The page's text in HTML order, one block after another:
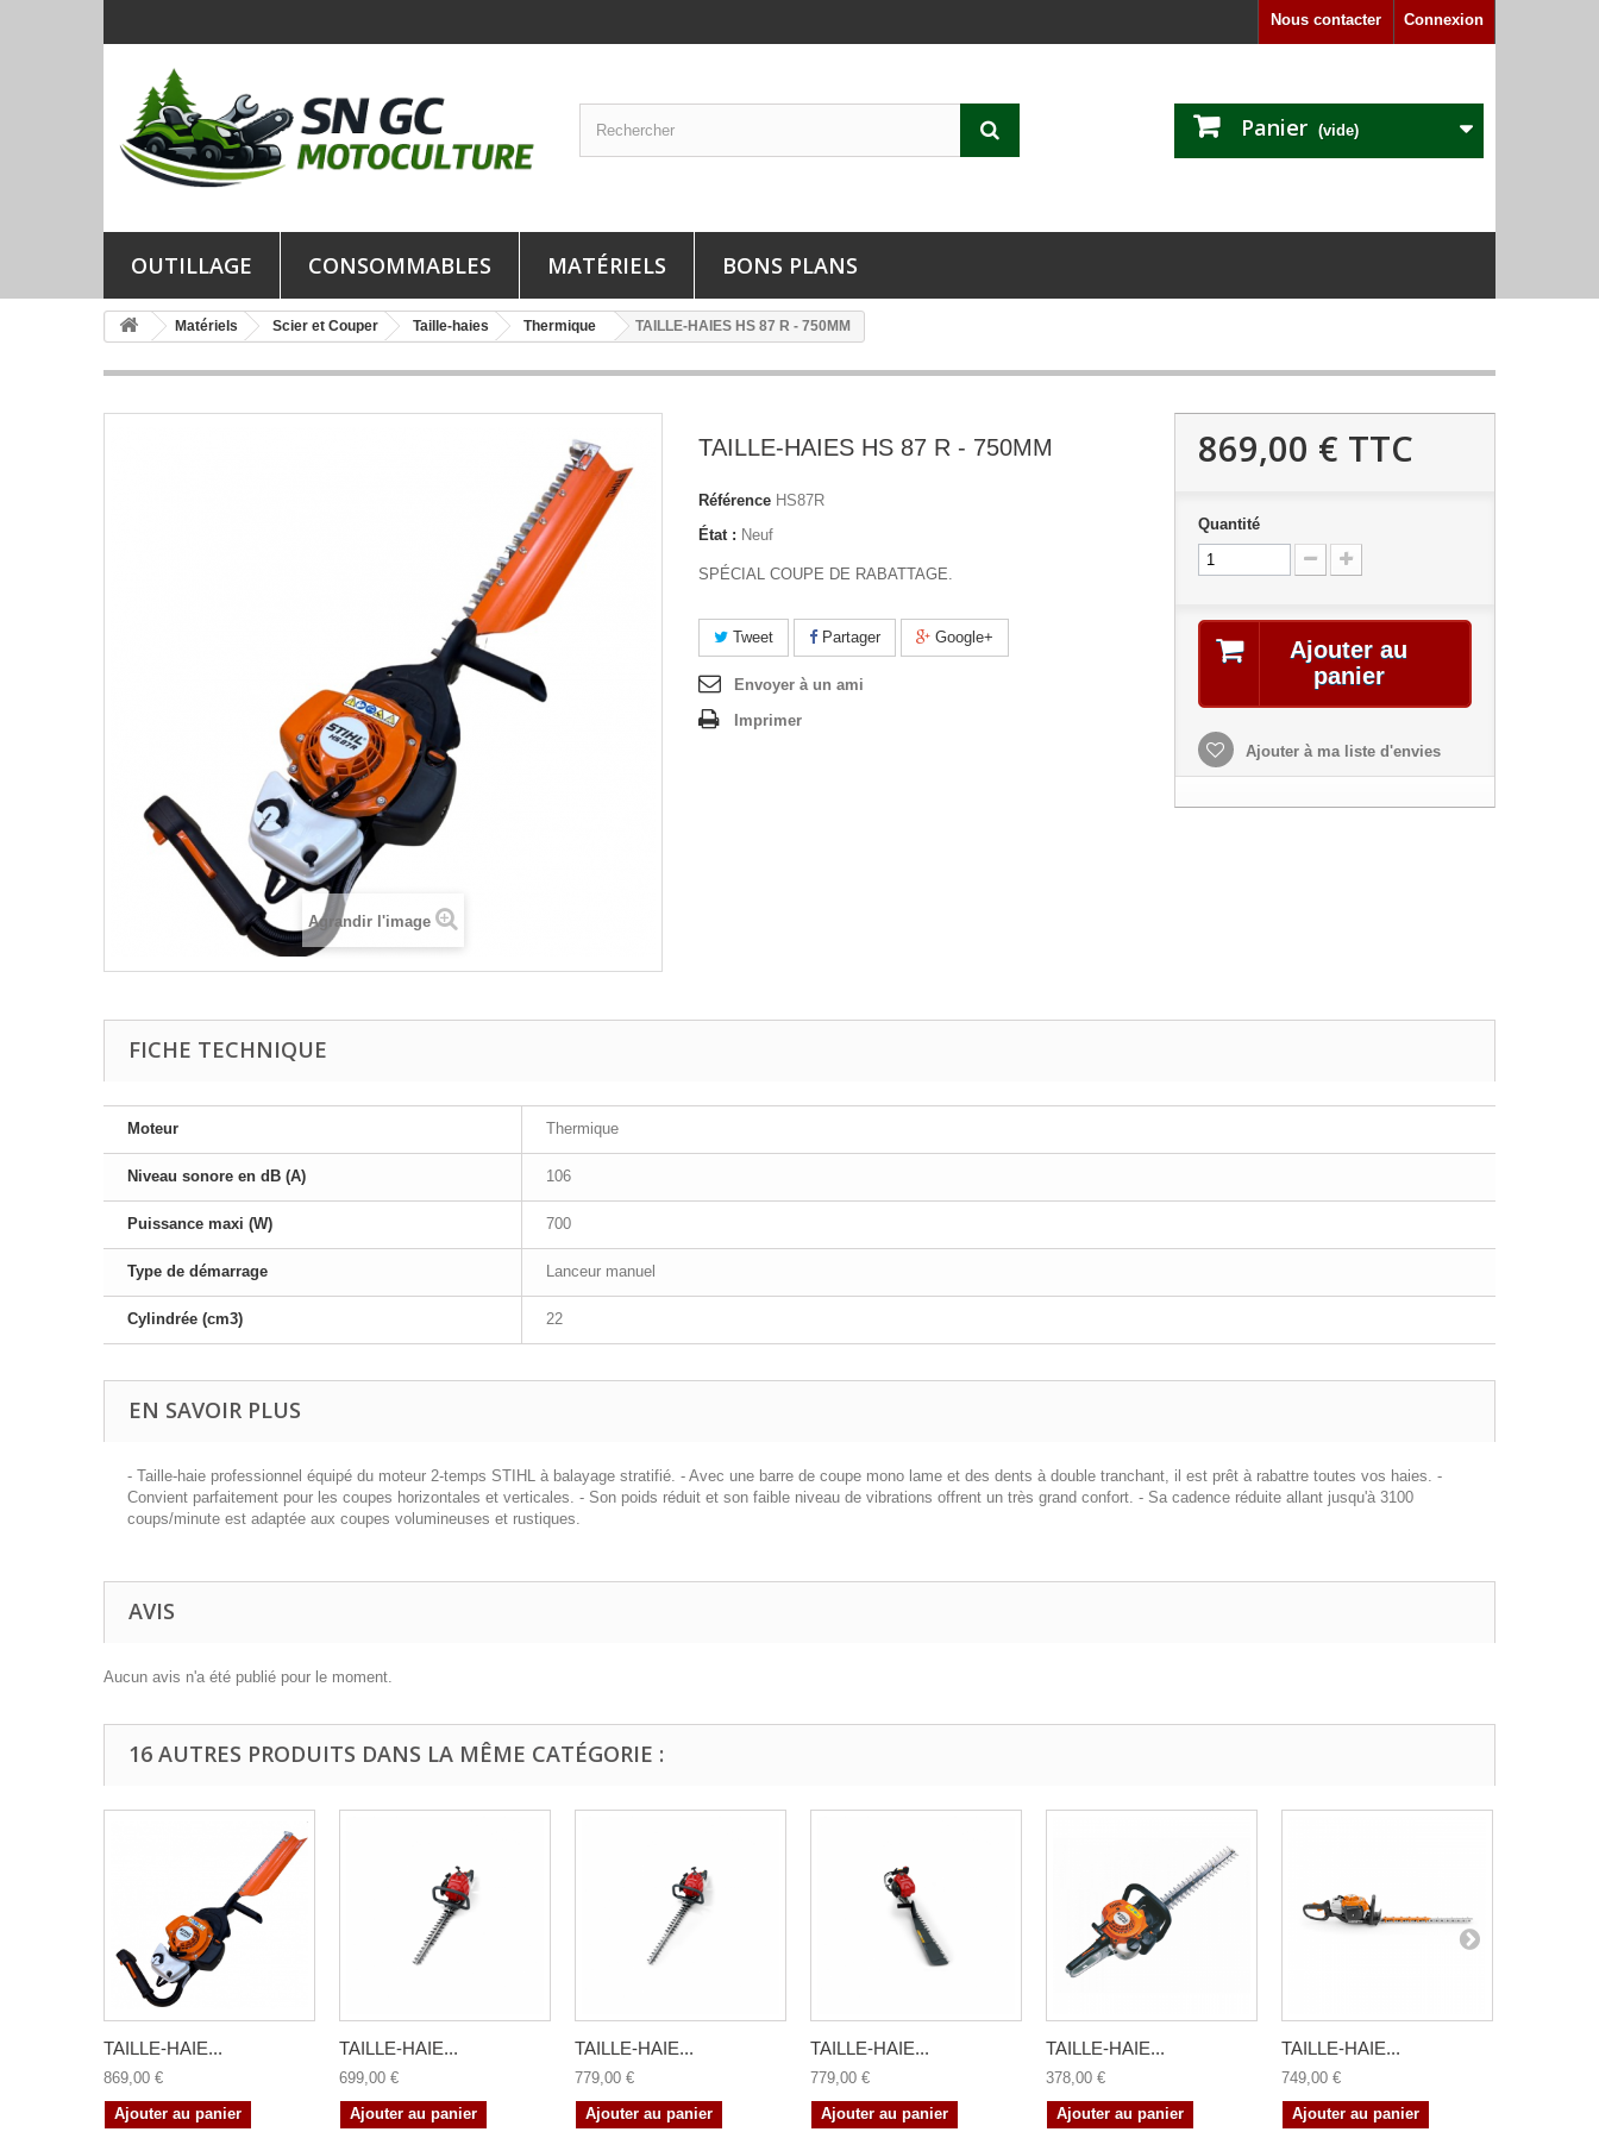
Connexion
Nous contacter
Panier (vide)
OUTILLAGE CONSOMMABLES MATÉRIELS BONS PLANS
Matériels Scier et Couper Taille-haies Thermique TAILLE-HAIES HS 87 R - 750MM
Agrandir l'image
TAILLE-HAIES HS 87 R - 750MM
Référence HS87R
État : Neuf
SPÉCIAL COUPE DE RABATTAGE.
Tweet Partager Google+
Envoyer à un ami
Imprimer
869,00 € TTC
Quantité
Ajouter au
panier
Ajouter à ma liste d'envies
FICHE TECHNIQUE
Moteur Thermique
Niveau sonore en dB (A) 106
Puissance maxi (W) 700
Type de démarrage Lanceur manuel
Cylindrée (cm3) 22
EN SAVOIR PLUS
- Taille-haie professionnel équipé du moteur 2-temps STIHL à balayage stratifié. - Avec une barre de coupe mono lame et des dents à double tranchant, il est prêt à rabattre toutes vos haies. -
Convient parfaitement pour les coupes horizontales et verticales. - Son poids réduit et son faible niveau de vibrations offrent un très grand confort. - Sa cadence réduite allant jusqu'à 3100
coups/minute est adaptée aux coupes volumineuses et rustiques.
AVIS
Aucun avis n'a été publié pour le moment.
16 AUTRES PRODUITS DANS LA MÊME CATÉGORIE :
TAILLE-HAIE...
869,00 €
Ajouter au panier
TAILLE-HAIE...
699,00 €
Ajouter au panier
TAILLE-HAIE...
779,00 €
Ajouter au panier
TAILLE-HAIE...
779,00 €
Ajouter au panier
TAILLE-HAIE...
378,00 €
Ajouter au panier
TAILLE-HAIE...
749,00 €
Ajouter au panier